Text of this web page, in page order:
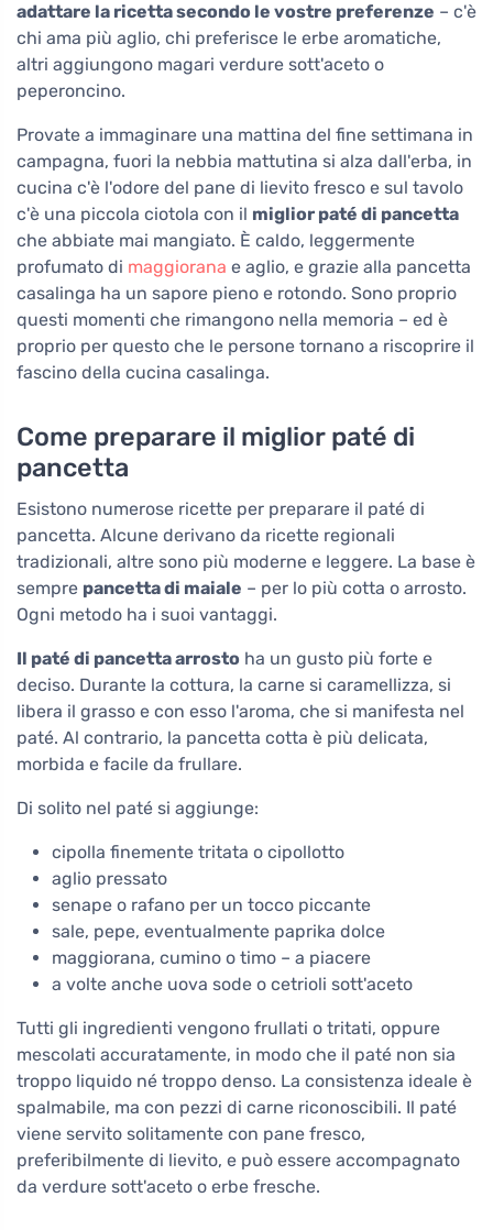
adattare la ricetta secondo le vostre preferenze – c'è
chi ama più aglio, chi preferisce le erbe aromatiche,
altri aggiungono magari verdure sott'aceto o
peperoncino.
Provate a immaginare una mattina del fine settimana in
campagna, fuori la nebbia mattutina si alza dall'erba, in
cucina c'è l'odore del pane di lievito fresco e sul tavolo
c'è una piccola ciotola con il miglior paté di pancetta
che abbiate mai mangiato. È caldo, leggermente
profumato di maggiorana e aglio, e grazie alla pancetta
casalinga ha un sapore pieno e rotondo. Sono proprio
questi momenti che rimangono nella memoria – ed è
proprio per questo che le persone tornano a riscoprire il
fascino della cucina casalinga.
Come preparare il miglior paté di
pancetta
Esistono numerose ricette per preparare il paté di
pancetta. Alcune derivano da ricette regionali
tradizionali, altre sono più moderne e leggere. La base è
sempre pancetta di maiale – per lo più cotta o arrosto.
Ogni metodo ha i suoi vantaggi.
Il paté di pancetta arrosto ha un gusto più forte e
deciso. Durante la cottura, la carne si caramellizza, si
libera il grasso e con esso l'aroma, che si manifesta nel
paté. Al contrario, la pancetta cotta è più delicata,
morbida e facile da frullare.
Di solito nel paté si aggiunge:
cipolla finemente tritata o cipollotto
aglio pressato
senape o rafano per un tocco piccante
sale, pepe, eventualmente paprika dolce
maggiorana, cumino o timo – a piacere
a volte anche uova sode o cetrioli sott'aceto
Tutti gli ingredienti vengono frullati o tritati, oppure
mescolati accuratamente, in modo che il paté non sia
troppo liquido né troppo denso. La consistenza ideale è
spalmabile, ma con pezzi di carne riconoscibili. Il paté
viene servito solitamente con pane fresco,
preferibilmente di lievito, e può essere accompagnato
da verdure sott'aceto o erbe fresche.